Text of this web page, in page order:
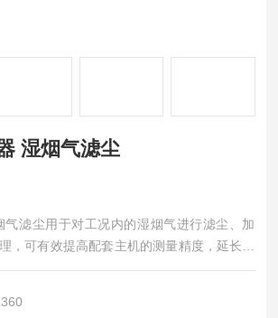
湿烟气滤尘
气滤尘用于对工况内的湿烟气进行滤尘、加
，可有效提高配套主机的测量精度，延长传